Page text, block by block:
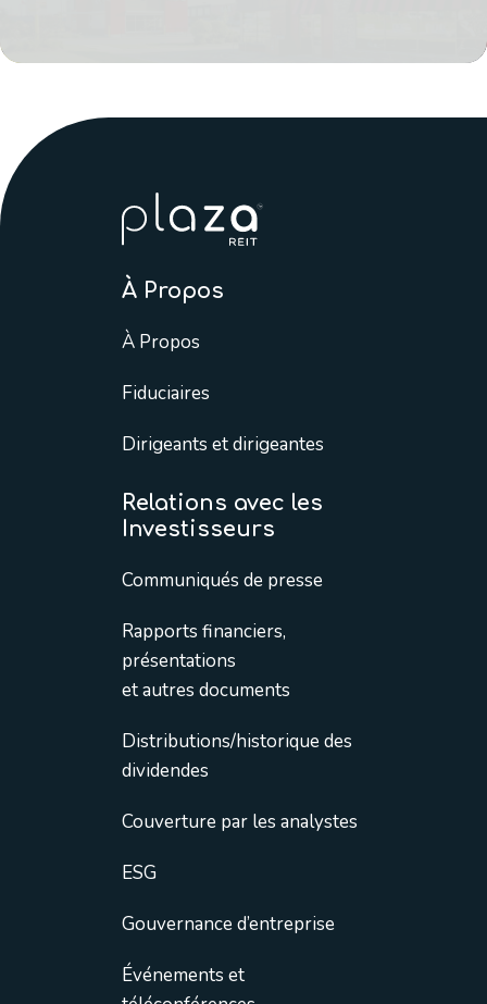
À Propos
À Propos
Fiduciaires
Dirigeants et dirigeantes
Relations avec les
Investisseurs
Communiqués de presse
Rapports financiers,
présentations
et autres documents
Distributions/historique des
dividendes
Couverture par les analystes
ESG
Gouvernance d’entreprise
Événements et